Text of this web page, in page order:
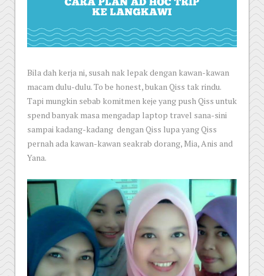
Bila dah kerja ni, susah nak lepak dengan kawan-kawan
macam dulu-dulu. To be honest, bukan Qiss tak rindu.
Tapi mungkin sebab komitmen keje yang push Qiss untuk
spend banyak masa mengadap laptop travel sana-sini
sampai kadang-kadang dengan Qiss lupa yang Qiss
pernah ada kawan-kawan seakrab dorang, Mia, Anis and
Yana.